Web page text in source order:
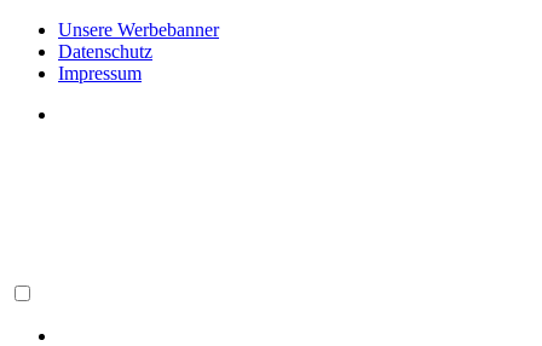
Unsere Werbebanner
Datenschutz
Impressum